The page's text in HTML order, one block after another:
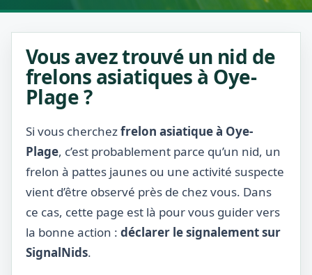
Vous avez trouvé un nid de
frelons asiatiques à Oye-
Plage ?
Si vous cherchezfrelon asiatique à Oye-
Plage, c’est probablement parce qu’un nid, un
frelon à pattes jaunes ou une activité suspecte
vient d’être observé près de chez vous. Dans
ce cas, cette page est là pour vous guider vers
la bonne action : déclarer le signalement sur
SignalNids.